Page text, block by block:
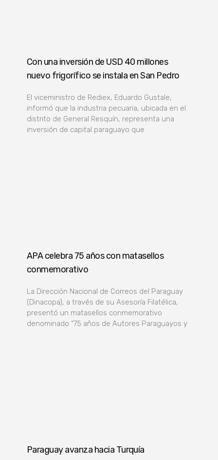
Con una inversión de USD 40 millones
nuevo frigorífico se instala en San Pedro
El viceministro de Rediex, Eduardo Gustale,
informó que la industria pecuaria, ubicada en el
distrito de General Resquín, representa una
inversión de capital paraguayo que
APA celebra 75 años con matasellos
conmemorativo
La Dirección Nacional de Correos del Paraguay
(Dinacopa), a través de su Asesoría Filatélica,
presentó un matasellos conmemorativo
denominado “75 años de Autores Paraguayos y
Paraguay avanza hacia Turquía